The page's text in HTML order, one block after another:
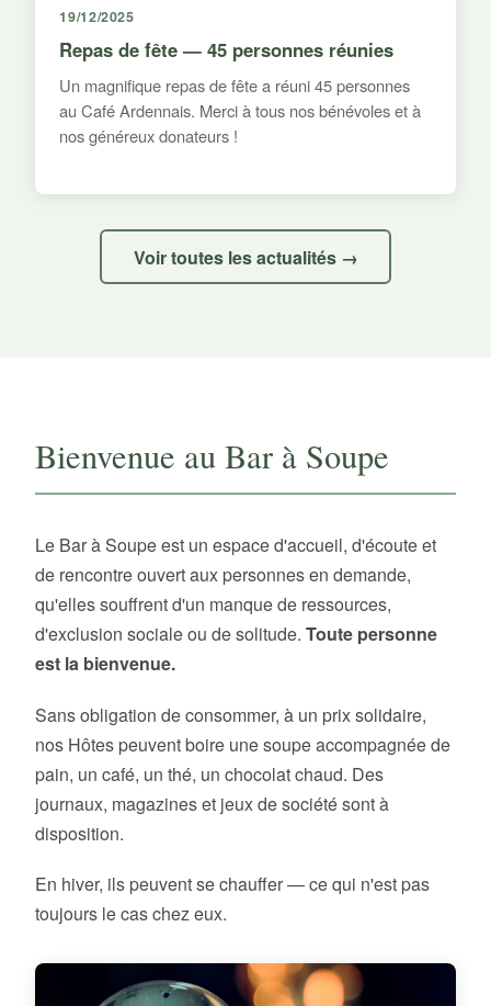
19/12/2025
Repas de fête — 45 personnes réunies
Un magnifique repas de fête a réuni 45 personnes
au Café Ardennais. Merci à tous nos bénévoles et à
nos généreux donateurs !
Voir toutes les actualités →
Bienvenue au Bar à Soupe
Le Bar à Soupe est un espace d'accueil, d'écoute et
de rencontre ouvert aux personnes en demande,
qu'elles souffrent d'un manque de ressources,
d'exclusion sociale ou de solitude. Toute personne
est la bienvenue.
Sans obligation de consommer, à un prix solidaire,
nos Hôtes peuvent boire une soupe accompagnée de
pain, un café, un thé, un chocolat chaud. Des
journaux, magazines et jeux de société sont à
disposition.
En hiver, ils peuvent se chauffer — ce qui n'est pas
toujours le cas chez eux.